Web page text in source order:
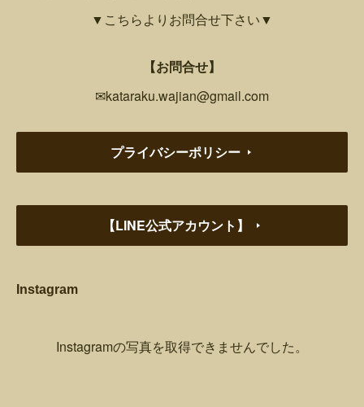
▼こちらよりお問合せ下さい▼
【お問合せ】
✉kataraku.wajian@gmail.com
プライバシーポリシー
【LINE公式アカウント】
Instagram
Instagramの写真を取得できませんでした。